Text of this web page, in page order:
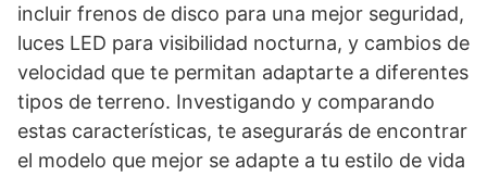
incluir frenos de disco para una mejor seguridad,
luces LED para visibilidad nocturna, y cambios de
velocidad que te permitan adaptarte a diferentes
tipos de terreno. Investigando y comparando
estas características, te asegurarás de encontrar
el modelo que mejor se adapte a tu estilo de vida